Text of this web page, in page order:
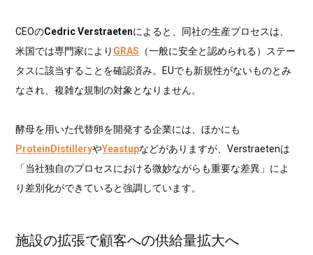
CEOのCedric Verstraetenによると、同社の生産プロセスは、
米国では専門家により GRAS （一般に安全と認められる）ステー
タスに該当することを確認済み。EUでも新規性がないものとみ
なされ、複雑な規制の対象となりません。
酵母を用いた代替卵を開発する企業には、ほかにも
ProteinDistilleryやYeastupなどがありますが、Verstraetenは
「当社独自のプロセスにおける微妙ながらも重要な差異」によ
り差別化ができていると強調しています。
施設の拡張で顧客への供給量拡大へ